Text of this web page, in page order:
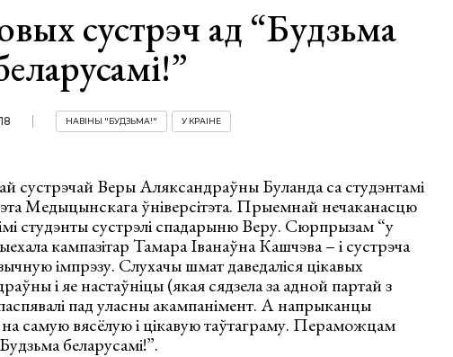
сустрэч ад “Будзьма
НАВІНЫ "БУДЗЬМА!" У КРАІНЕ
сустрэчай Веры Аляксандраўны Буланда са студэнтамі
Медыцынскага ўніверсітэта. Прыемнай нечаканасцю
студэнты сустрэлі спадарыню Веру. Сюрпрызам “у
кампазітар Тамара Іванаўна Кашчэва – і сустрэча
імпрэзу. Слухачы шмат даведаліся цікавых
і яе настаўніцы (якая сядзела за адной партай з
пад уласны акампанімент. А напрыканцы
на самую вясёлую і цікавую таўтаграму. Пераможцам
беларусамі!”.